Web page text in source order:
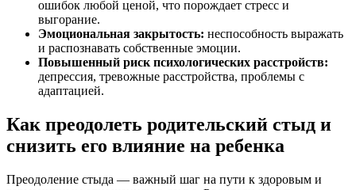
ошибок любой ценой, что порождает стресс и
выгорание.
Эмоциональная закрытость: неспособность выражать
и распознавать собственные эмоции.
Повышенный риск психологических расстройств:
депрессия, тревожные расстройства, проблемы с
адаптацией.
Как преодолеть родительский стыд и
снизить его влияние на ребенка
Преодоление стыда — важный шаг на пути к здоровым и